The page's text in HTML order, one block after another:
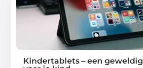
Kindertablets – een